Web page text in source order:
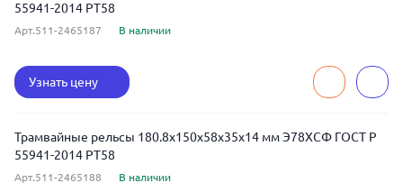
55941-2014 РТ58
Арт.511-2465187 В наличии
Узнать цену
Трамвайные рельсы 180.8x150x58x35x14 мм Э78ХСФ ГОСТ Р
55941-2014 РТ58
Арт.511-2465188 В наличии